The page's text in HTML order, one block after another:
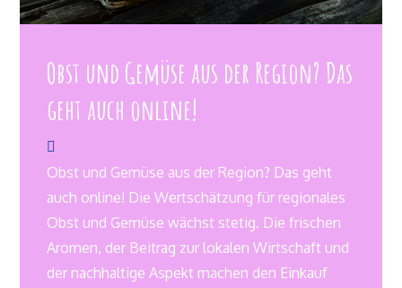
Obst und Gemüse aus der Region? Das
geht auch online!
Obst und Gemüse aus der Region? Das geht
auch online! Die Wertschätzung für regionales
Obst und Gemüse wächst stetig. Die frischen
Aromen, der Beitrag zur lokalen Wirtschaft und
der nachhaltige Aspekt machen den Einkauf